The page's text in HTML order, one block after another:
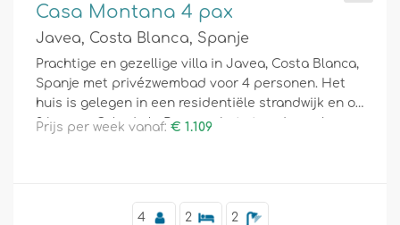
Casa Montana 4 pax
Javea, Costa Blanca, Spanje
Prachtige en gezellige villa in Javea, Costa Blanca,
Spanje met privézwembad voor 4 personen. Het
huis is gelegen in een residentiële strandwijk en op
3 km van Cala de la Barraca, het strand van Javea.
Prijs per week vanaf: € 1.109
4 2 2